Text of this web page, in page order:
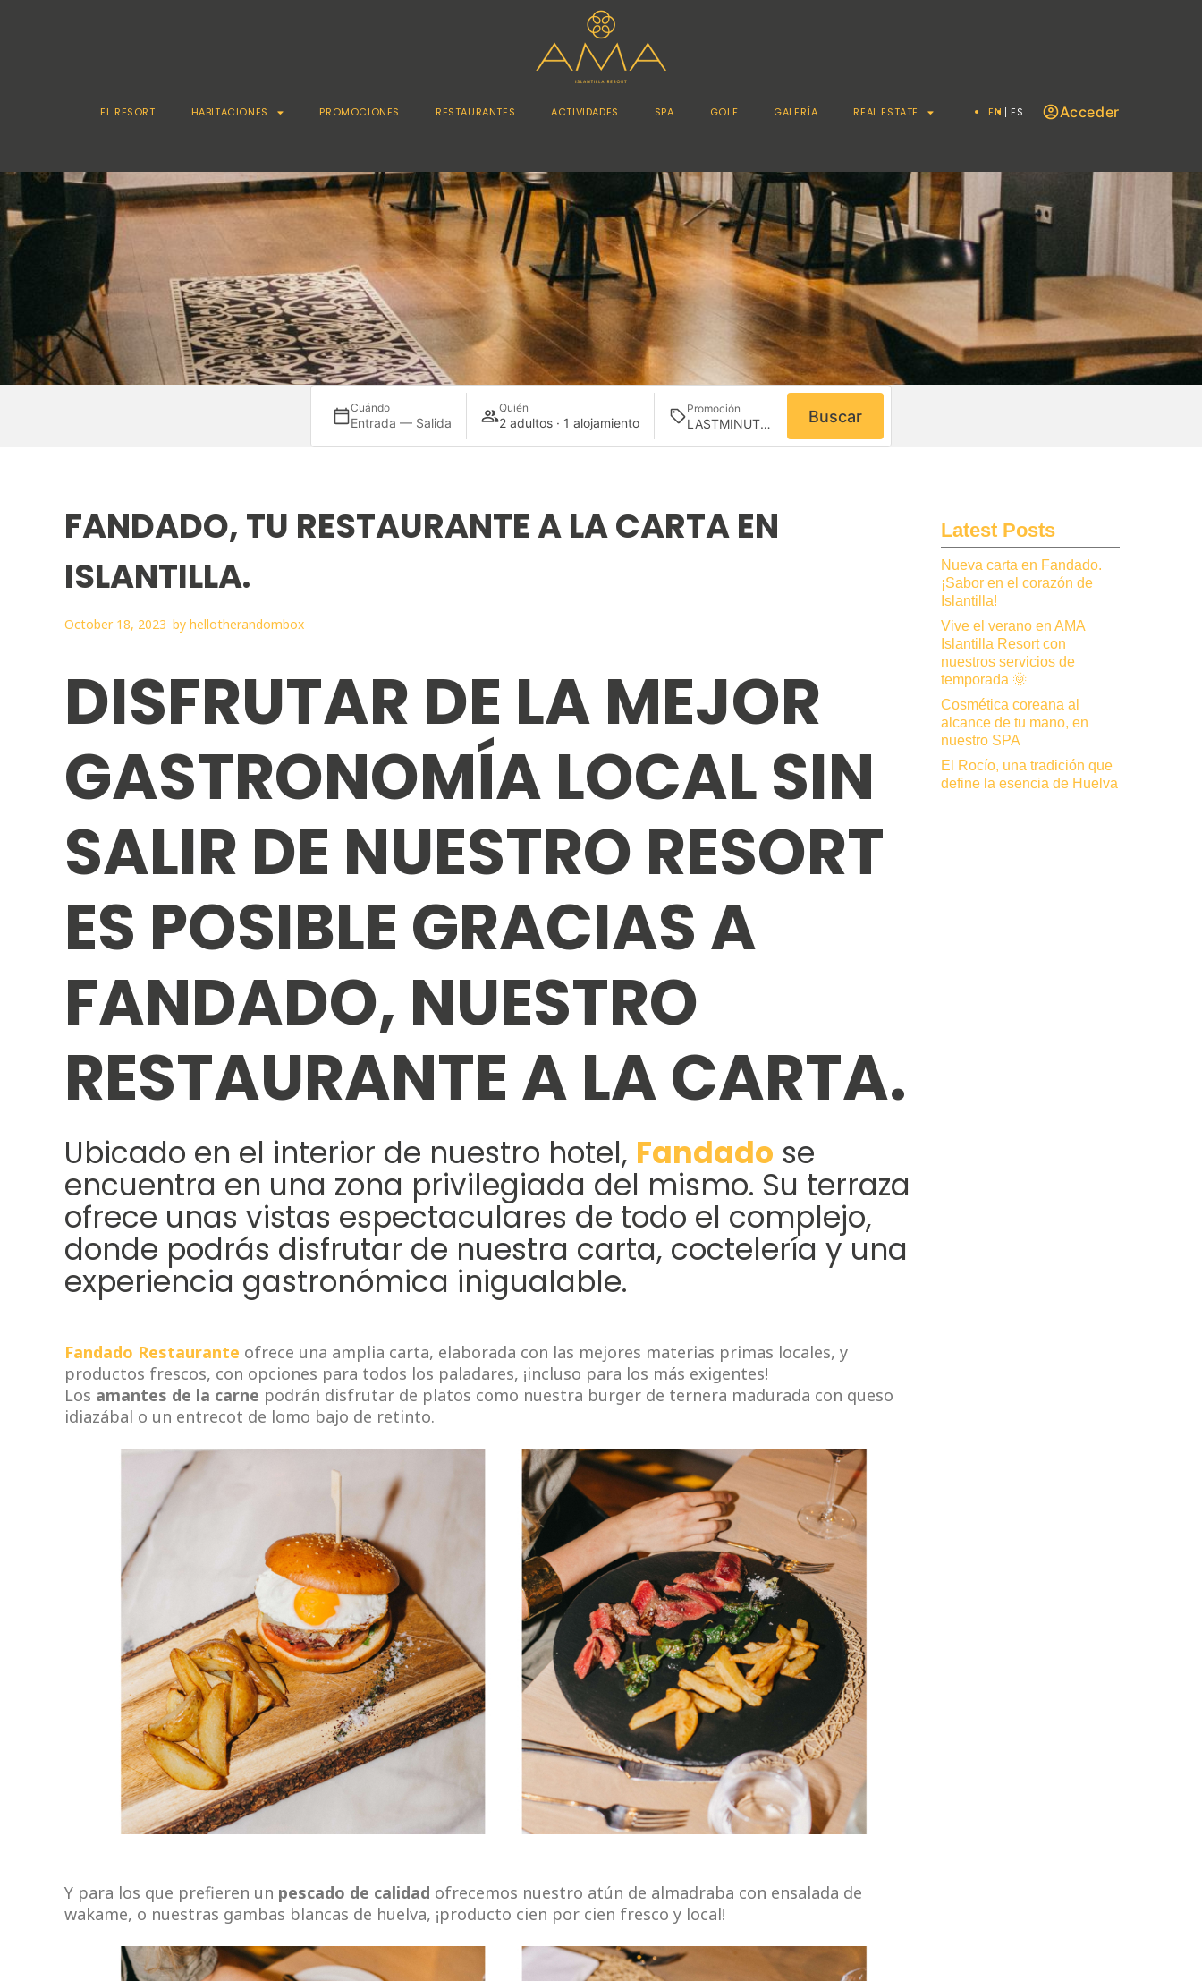
EL RESORT HABITACIONES PROMOCIONES RESTAURANTES ACTIVIDADES SPA GOLF GALERÍA REAL ESTATE EN ES Acceder
Cuándo
Entrada — Salida
Quién
2 adultos · 1 alojamiento
Promoción Buscar
FANDADO, TU RESTAURANTE A LA CARTA EN
ISLANTILLA.
October 18, 2023 by hellotherandombox
DISFRUTAR DE LA MEJOR
GASTRONOMÍA LOCAL SIN
SALIR DE NUESTRO RESORT
ES POSIBLE GRACIAS A
FANDADO, NUESTRO
RESTAURANTE A LA CARTA.
Ubicado en el interior de nuestro hotel, Fandado se
encuentra en una zona privilegiada del mismo. Su terraza
ofrece unas vistas espectaculares de todo el complejo,
donde podrás disfrutar de nuestra carta, coctelería y una
experiencia gastronómica inigualable.
Fandado Restaurante ofrece una amplia carta, elaborada con las mejores materias primas locales, y
productos frescos, con opciones para todos los paladares, ¡incluso para los más exigentes!
Los amantes de la carne podrán disfrutar de platos como nuestra burger de ternera madurada con queso
idiazábal o un entrecot de lomo bajo de retinto.
Y para los que prefieren un pescado de calidad ofrecemos nuestro atún de almadraba con ensalada de
wakame, o nuestras gambas blancas de huelva, ¡producto cien por cien fresco y local!
Latest Posts
Nueva carta en Fandado.
¡Sabor en el corazón de
Islantilla!
Vive el verano en AMA
Islantilla Resort con
nuestros servicios de
temporada 🌞
Cosmética coreana al
alcance de tu mano, en
nuestro SPA
El Rocío, una tradición que
define la esencia de Huelva